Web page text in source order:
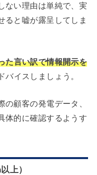
ない理由は単純で、実
ると嘘が露呈してしま
た言い訳で情報開示を
バイスしましょう。
顧客の発電データ、
体的に確認するようす
上）